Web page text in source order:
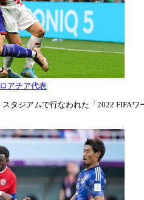
アチア代表
タジアムで行なわれた「2022 FIFA